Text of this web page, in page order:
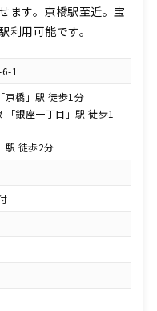
ます。京橋駅至近。宝
利用可能です。
1
京橋」駅 徒歩1分
「銀座一丁目」駅 徒歩1
駅 徒歩2分